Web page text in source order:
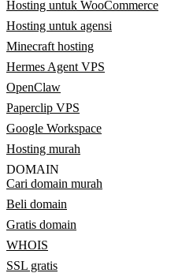
Hosting untuk WooCommerce
Hosting untuk agensi
Minecraft hosting
Hermes Agent VPS
OpenClaw
Paperclip VPS
Google Workspace
Hosting murah
DOMAIN
Cari domain murah
Beli domain
Gratis domain
WHOIS
SSL gratis